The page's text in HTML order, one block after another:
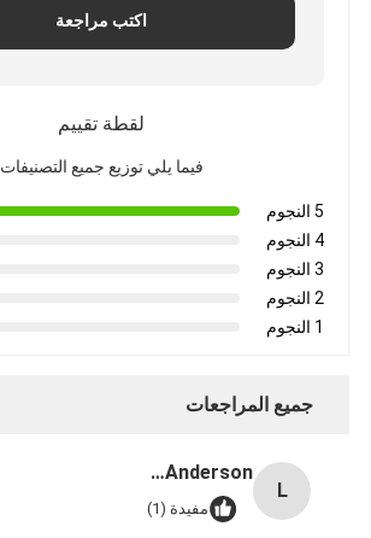
اكتب مراجعة
لقطة تقييم
فيما يلي توزيع جميع التصنيفات
5 النجوم
4 النجوم
3 النجوم
2 النجوم
1 النجوم
جميع المراجعات
L
Lisa Anderson
مفيدة (1)